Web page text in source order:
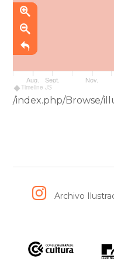
Timeline JS
Aug. Sept. Nov.
/index.php/Browse/
Archivo